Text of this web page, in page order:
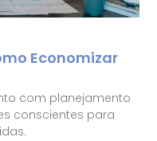
Economizar
com planejamento
conscientes para